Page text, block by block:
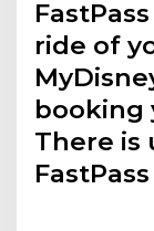
ride of
booking
There is